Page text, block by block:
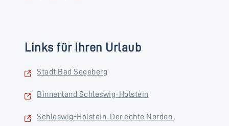
Links für Ihren Urlaub
Stadt Bad Segeberg
Binnenland Schleswig-Holstein
Schleswig-Holstein. Der echte Norden.